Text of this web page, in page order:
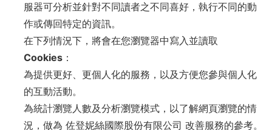
服器可分析並針對不同讀者之不同喜好，執行不同的動
作或傳回特定的資訊。
在下列情況下，將會在您瀏覽器中寫入並讀取
Cookies：
為提供更好、更個人化的服務，以及方便您參與個人化
的互動活動。
為統計瀏覽人數及分析瀏覽模式，以了解網頁瀏覽的情
況，做為 佐登妮絲國際股份有限公司 改善服務的參考。